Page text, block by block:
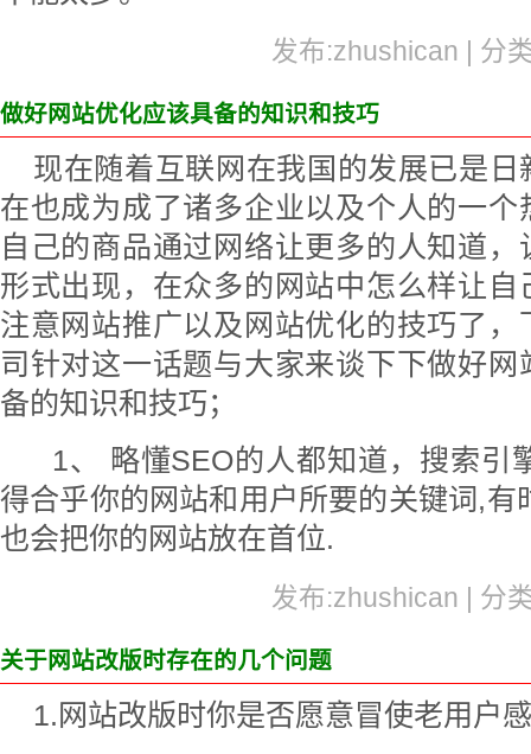
发布:zhushican | 分
做好网站优化应该具备的知识和技巧
现在随着互联网在我国的发展已是
在也成为成了诸多企业以及个人的一
自己的商品通过网络让更多的人知道
形式出现，在众多的网站中怎么样让
注意网站推广以及网站优化的技巧了
司针对这一话题与大家来谈下下做好
备的知识和技巧；
1、 略懂SEO的人都知道，搜索引
得合乎你的网站和用户所要的关键词,有
也会把你的网站放在首位.
发布:zhushican | 分
关于网站改版时存在的几个问题
1.网站改版时你是否愿意冒使老用户